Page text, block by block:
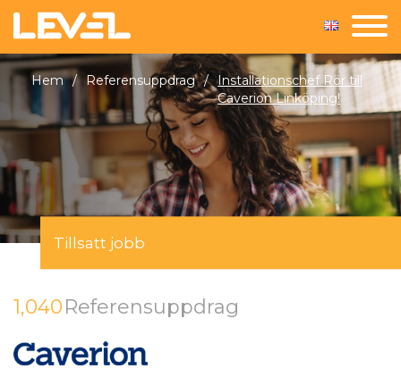
Hem / Referensuppdrag / Installationschef Rör till
Caverion Linköping!
Tillsatt jobb
1,040Referensuppdrag